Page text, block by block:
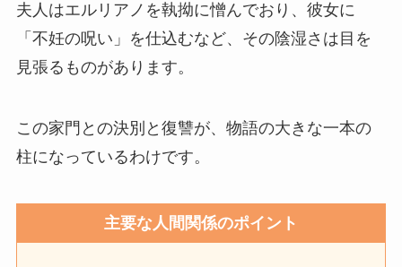
夫人はエルリアノを執拗に憎んでおり、彼女に
「不妊の呪い」を仕込むなど、その陰湿さは目を
見張るものがあります。
この家門との決別と復讐が、物語の大きな一本の
柱になっているわけです。
主要な人間関係のポイント